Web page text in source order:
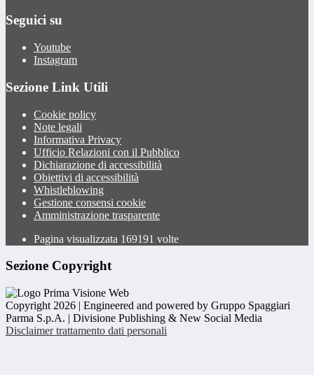
Seguici su
Youtube
Instagram
Sezione Link Utili
Cookie policy
Note legali
Informativa Privacy
Ufficio Relazioni con il Pubblico
Dichiarazione di accessibilità
Obiettivi di accessibilità
Whistleblowing
Gestione consensi cookie
Amministrazione trasparente
Pagina visualizzata 169191 volte
Sezione Copyright
Copyright 2026 | Engineered and powered by Gruppo Spaggiari
Parma S.p.A. | Divisione Publishing & New Social Media
Disclaimer trattamento dati personali